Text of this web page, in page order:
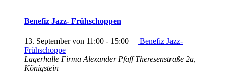
Benefiz Jazz- Frühschoppen
13. September von 11:00 - 15:00
Benefiz Jazz-
Frühschoppe
Lagerhalle Firma Alexander PfaffTheresenstraße 2a,
Königstein